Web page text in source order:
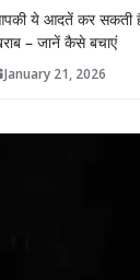
ये आदतें कर सकती
– जानें कैसे बचाएं
January 21, 2026